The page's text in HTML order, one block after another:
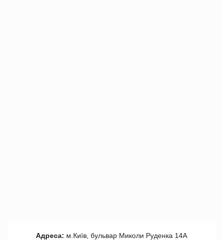
Адреса: м.Київ, бульвар Миколи Руденка 14А